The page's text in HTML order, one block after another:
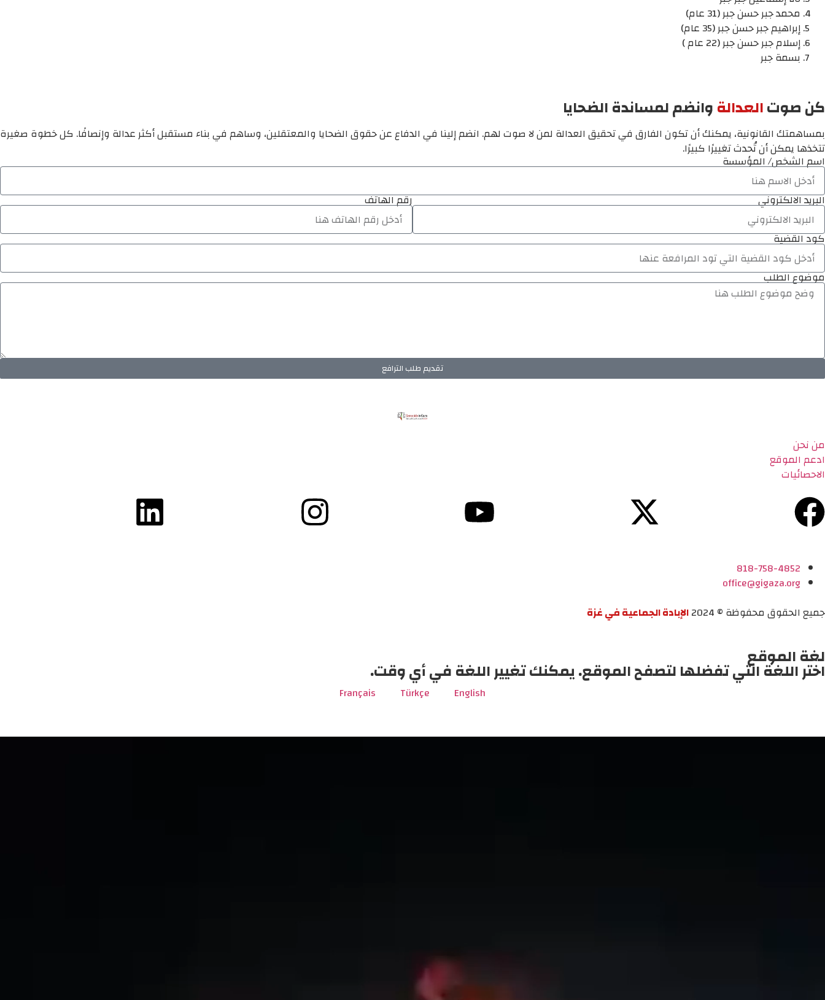
محمد جبر حسن جبر (31 عام)
إبراهيم جبر حسن جبر (35 عام)
إسلام جبر حسن جبر (22 عام )
بسمة جبر
كن صوتالعدالةوانضم لمساندة الضحايا
بمساهمتك القانونية، يمكنك أن تكون الفارق في تحقيق العدالة لمن لا صوت لهم. انضم إلينا في الدفاع عن حقوق الضحايا والمعتقلين، وساهم في بناء مستقبل أكثر عدالة وإنصافًا. كل خطوة صغيرة
تتخذها يمكن أن تُحدث تغييرًا كبيرًا.
اسم الشخص/ المؤسسة
البريد الالكتروني رقم الهاتف
كود القضية
موضوع الطلب
تقديم طلب الترافع
من نحن
ادعم الموقع
الاحصائيات
818-758-4852
office@gigaza.org
جميع الحقوق محفوظة © 2024
الإبادة الجماعية في غزة
لغة الموقع
اختر اللغة التي تفضلها لتصفح الموقع. يمكنك تغيير اللغة في أي وقت.
English
Türkçe
Français